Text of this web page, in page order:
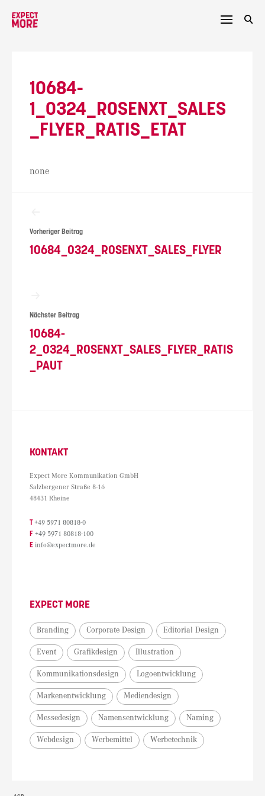
10684-
1_0324_ROSENXT_SALES
_FLYER_RATIS_ETAT
none
Vorheriger Beitrag
10684_0324_ROSENXT_SALES_FLYER
Nächster Beitrag
10684-
2_0324_ROSENXT_SALES_FLYER_RATIS
_PAUT
KONTAKT
Expect More Kommunikation GmbH
Salzbergener Straße 8-16
48431 Rheine
T +49 5971 80818-0
F +49 5971 80818-100
E info@expectmore.de
EXPECT MORE
Branding Corporate Design Editorial Design
Event Grafikdesign Illustration
Kommunikationsdesign Logoentwicklung
Markenentwicklung Mediendesign
Messedesign Namensentwicklung Naming
Webdesign Werbemittel Werbetechnik